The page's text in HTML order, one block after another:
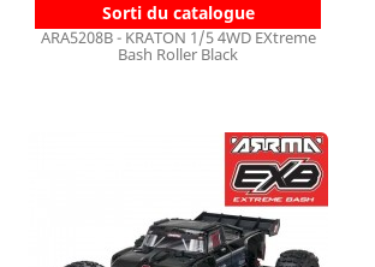
Sorti du catalogue
ARA5208B - KRATON 1/5 4WD EXtreme
Bash Roller Black